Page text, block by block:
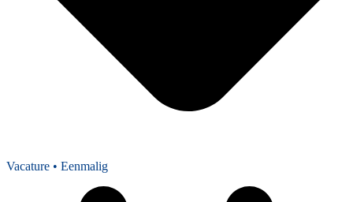
Vacature • Eenmalig